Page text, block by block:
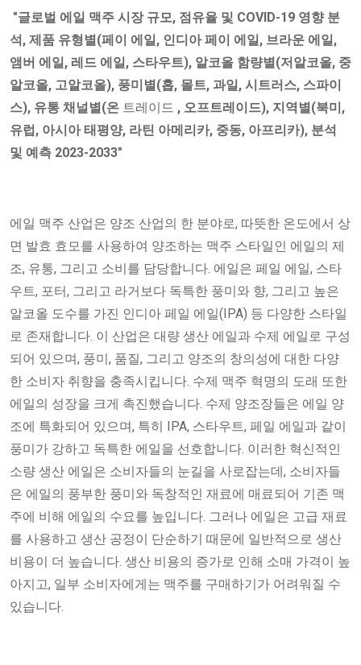
"글로벌 에일 맥주 시장 규모, 점유율 및 COVID-19 영향 분
석, 제품 유형별(페이 에일, 인디아 페이 에일, 브라운 에일,
앰버 에일, 레드 에일, 스타우트), 알코올 함량별(저알코올, 중
알코올, 고알코올), 풍미별(홉, 몰트, 과일, 시트러스, 스파이
스), 유통 채널별(온 트레이드 , 오프트레이드), 지역별(북미,
유럽, 아시아 태평양, 라틴 아메리카, 중동, 아프리카), 분석
및 예측 2023-2033"
에일 맥주 산업은 양조 산업의 한 분야로, 따뜻한 온도에서 상
면 발효 효모를 사용하여 양조하는 맥주 스타일인 에일의 제
조, 유통, 그리고 소비를 담당합니다. 에일은 페일 에일, 스타
우트, 포터, 그리고 라거보다 독특한 풍미와 향, 그리고 높은
알코올 도수를 가진 인디아 페일 에일(IPA) 등 다양한 스타일
로 존재합니다. 이 산업은 대량 생산 에일과 수제 에일로 구성
되어 있으며, 풍미, 품질, 그리고 양조의 창의성에 대한 다양
한 소비자 취향을 충족시킵니다. 수제 맥주 혁명의 도래 또한
에일의 성장을 크게 촉진했습니다. 수제 양조장들은 에일 양
조에 특화되어 있으며, 특히 IPA, 스타우트, 페일 에일과 같이
풍미가 강하고 독특한 에일을 선호합니다. 이러한 혁신적인
소량 생산 에일은 소비자들의 눈길을 사로잡는데, 소비자들
은 에일의 풍부한 풍미와 독창적인 재료에 매료되어 기존 맥
주에 비해 에일의 수요를 높입니다. 그러나 에일은 고급 재료
를 사용하고 생산 공정이 단순하기 때문에 일반적으로 생산
비용이 더 높습니다. 생산 비용의 증가로 인해 소매 가격이 높
아지고, 일부 소비자에게는 맥주를 구매하기가 어려워질 수
있습니다.